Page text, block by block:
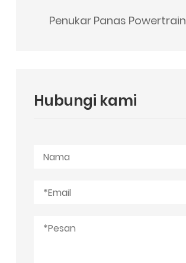
Penukar Panas Powertrain
Hubungi kami